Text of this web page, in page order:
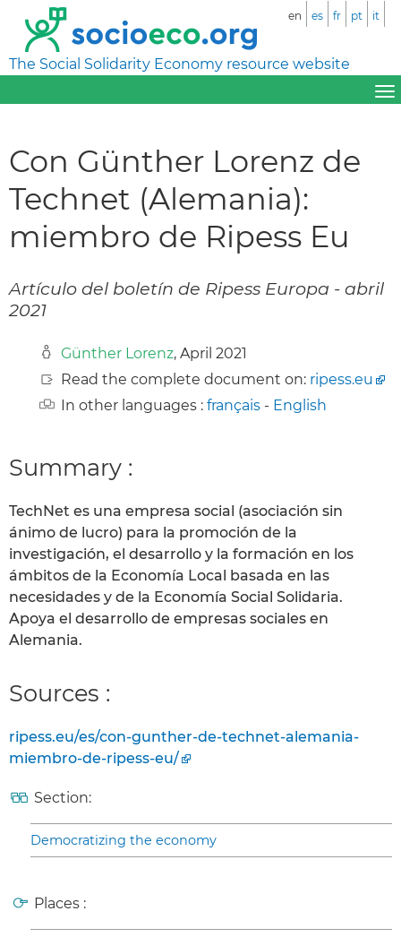
The Social Solidarity Economy resource website
en es fr pt it
Con Günther Lorenz de
Technet (Alemania):
miembro de Ripess Eu
Artículo del boletín de Ripess Europa - abril
2021
Günther Lorenz, April 2021
Read the complete document on: ripess.eu
In other languages : français - English
Summary :
TechNet es una empresa social (asociación sin
ánimo de lucro) para la promoción de la
investigación, el desarrollo y la formación en los
ámbitos de la Economía Local basada en las
necesidades y de la Economía Social Solidaria.
Apoya el desarrollo de empresas sociales en
Alemania.
Sources :
ripess.eu/es/con-gunther-de-technet-alemania-
miembro-de-ripess-eu/
Section:
Democratizing the economy
Places :